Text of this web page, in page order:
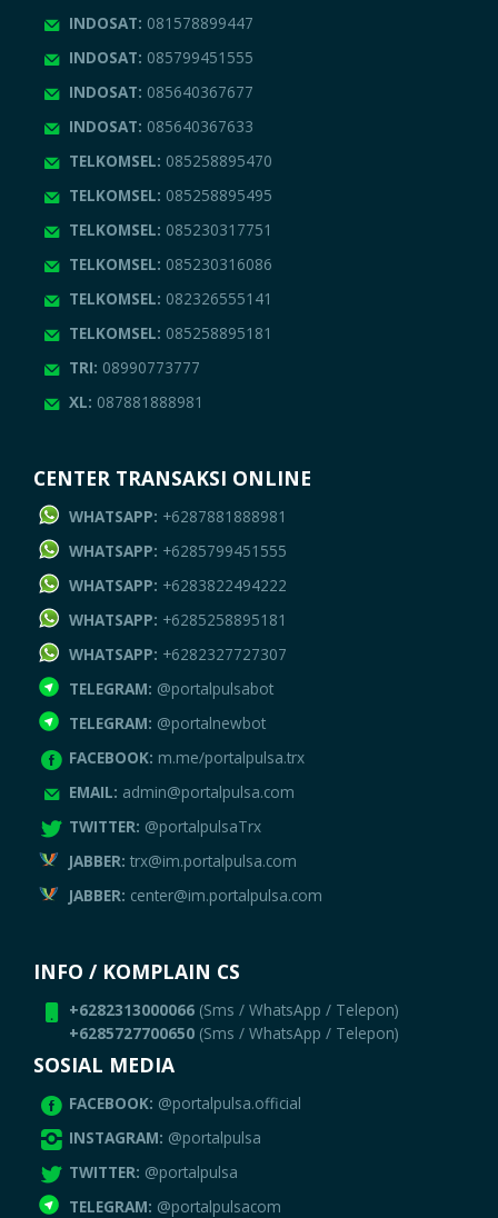
INDOSAT: 081578899447
INDOSAT: 085799451555
INDOSAT: 085640367677
INDOSAT: 085640367633
TELKOMSEL: 085258895470
TELKOMSEL: 085258895495
TELKOMSEL: 085230317751
TELKOMSEL: 085230316086
TELKOMSEL: 082326555141
TELKOMSEL: 085258895181
TRI: 08990773777
XL: 087881888981
CENTER TRANSAKSI ONLINE
WHATSAPP: +6287881888981
WHATSAPP: +6285799451555
WHATSAPP: +6283822494222
WHATSAPP: +6285258895181
WHATSAPP: +6282327727307
TELEGRAM: @portalpulsabot
TELEGRAM: @portalnewbot
FACEBOOK: m.me/portalpulsa.trx
EMAIL: admin@portalpulsa.com
TWITTER: @portalpulsaTrx
JABBER:trx@im.portalpulsa.com
JABBER: center@im.portalpulsa.com
INFO / KOMPLAIN CS
+6282313000066 (Sms / WhatsApp / Telepon)
+6285727700650 (Sms / WhatsApp / Telepon)
SOSIAL MEDIA
FACEBOOK: @portalpulsa.official
INSTAGRAM: @portalpulsa
TWITTER: @portalpulsa
TELEGRAM: @portalpulsacom